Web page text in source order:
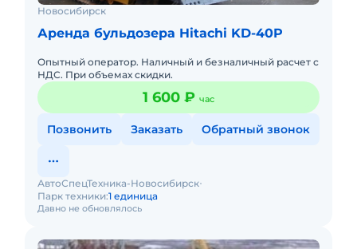
Новосибирск
Аренда бульдозера Hitachi KD-40P
Опытный оператор. Наличный и безналичный расчет с
НДС. При объемах скидки.
1 600 ₽ час
Позвонить Заказать Обратный звонок
Давно не обновлялось
АвтоСпецТехника-Новосибирск
Парк техники:1 единица